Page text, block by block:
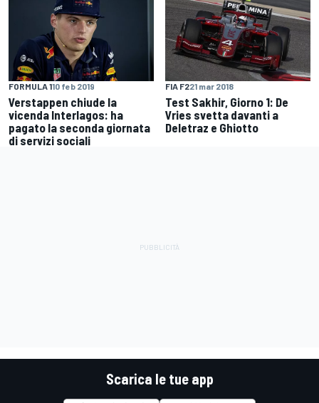
FORMULA 110 feb 2019
Verstappen chiude la
vicenda Interlagos: ha
pagato la seconda giornata
di servizi sociali
FIA F221 mar 2018
Test Sakhir, Giorno 1: De
Vries svetta davanti a
Deletraz e Ghiotto
Scarica le tue app